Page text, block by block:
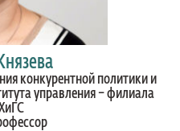
конкурентной политики и
управления – филиала